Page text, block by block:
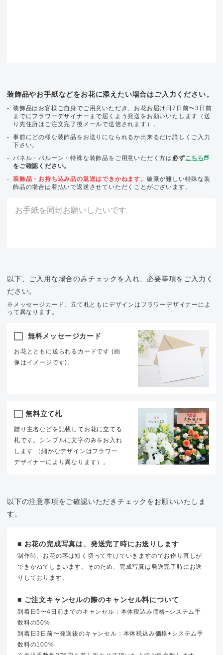
装飾品やお手紙などをお花に添えたい場合はご入力ください。
装飾品はお客様ご自身でご用意いただき、お花お届け日7日前〜3日前
までにフラワーデザイナーまで届くよう発送をお願いいたします（送
り先住所はご注文完了後メールで送信されます）。
事前にどの様な装飾品をお送りになられるか出来るだけ詳しくご入力
下さい。
パネル・バルーン・特殊な装飾品をご用意いただく方は 必ずこちら
をご確認ください。
装飾品・お持ち込み品の返送はできかねます。 破棄が難しい特殊な装
飾品の場合は着払いで返送させていただくことがございます。
以下、ご入用な場合のみチェックを入れ、必要事項をご入力く
ださい。
※メッセージカード、立て札ともにデザインはフラワーデザイナーによ
って異なります。
無料メッセージカード
お花とともに送られるカードです (画
像はイメージです)。
無料立て札
贈り主名などを記載してお花に立てる
札です。シンプルに文字のみをお入れ
します （細かなデザインはフラワー
デザイナーにより異なります）。
以下の注意事項をご確認いただきチェックをお願いいたしま
す。
■ お花の完成写真は、発送完了時にお送りします
制作時、お花の茎は短く切って生けていきますのでお作り直しが
できかねてしまいます。そのため、完成写真は発送完了時にお送
りしております。
■ ご注文キャンセルの際のキャンセル料について
到着日5〜4日前までのキャンセル：本体税込み価格+システム手
数料の50%
到着日3日前〜発送後のキャンセル：本体税込み価格+システム手
数料の100%